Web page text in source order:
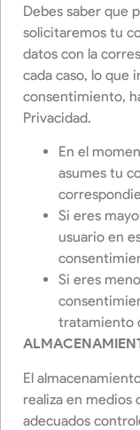
Debes saber que
solicitaremos tu
datos con la
cada caso, lo que
consentimiento,
Privacidad.
En el
asumes tu
Si eres
usuario en
Si eres
tratamiento
El
realiza en medios
adecuados